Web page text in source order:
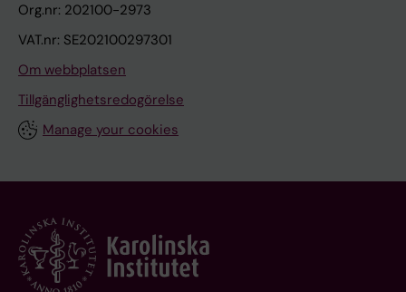
Org.nr: 202100-2973
VAT.nr: SE202100297301
Om webbplatsen
Tillgänglighetsredogörelse
Manage your cookies